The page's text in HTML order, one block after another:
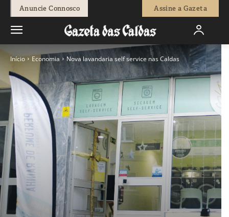
Anuncie Connosco Assine a Gazeta
Início Economia Nova lavandaria self service nas Caldas